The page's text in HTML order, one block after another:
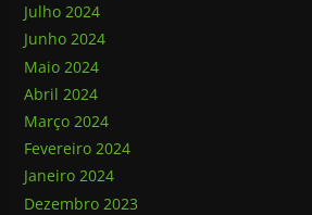
Julho 2024
Junho 2024
Maio 2024
Abril 2024
Março 2024
Fevereiro 2024
Janeiro 2024
Dezembro 2023